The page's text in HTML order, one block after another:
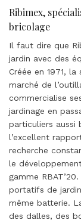
Ribimex,
bricolage
Il faut dire que
jardin avec des
Créée en 1971,
marché de
commercialise
jardinage en
particuliers aussi
l’excellent
recherche
le
gamme
portatifs de
même batterie.
des dalles, des